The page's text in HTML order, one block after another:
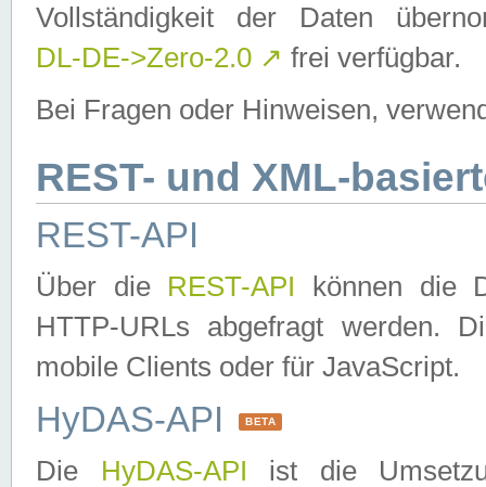
Vollständigkeit der Daten
DL-DE->Zero-2.0 ↗ frei verfügbar.
Bei Fragen oder Hinweisen,
REST- und XML-
REST-API
Über die REST-API können die
HTTP-URLs abgefragt werden.
mobile Clients oder für JavaScript.
HyDAS-API BETA
Die HyDAS-API ist die